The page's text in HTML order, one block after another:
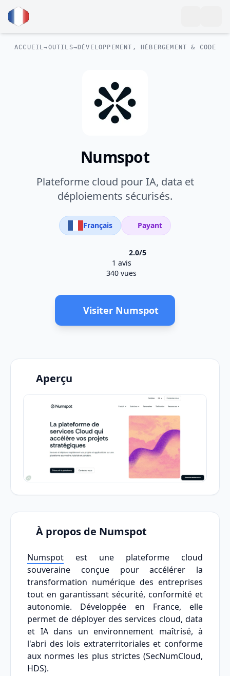
ACCUEIL→OUTILS→ DÉVELOPPEMENT, HÉBERGEMENT & CODE
Numspot
Plateforme cloud pour IA, data et
déploiements sécurisés.
Français Payant
2.0/5
1 avis
340 vues
Visiter Numspot
Aperçu
À propos de Numspot
Numspot est une plateforme cloud
souveraine conçue pour accélérer la
transformation numérique des entreprises
tout en garantissant sécurité, conformité et
autonomie. Développée en France, elle
permet de déployer des services cloud, data
et IA dans un environnement maîtrisé, à
l'abri des lois extraterritoriales et conforme
aux normes les plus strictes (SecNumCloud,
HDS).